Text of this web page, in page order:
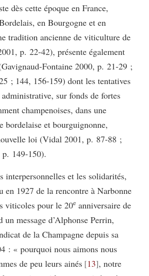
dès cette époque en France,
en Bourgogne et en
tradition ancienne de viticulture de
p. 22-42), présente également
Fontaine 2000, p. 21-29 ;
; 144, 156-159) dont les tentatives
sur fonds de fortes
champenoises, dans une
bordelaise et bourguignonne,
loi (Vidal 2001, p. 87-88 ;
149-150).
interpersonnelles et les solidarités,
en 1927 de la rencontre à Narbonne
viticoles pour le 20e anniversaire de
message d’Alphonse Perrin,
de la Champagne depuis sa
: « pourquoi nous aimons nous
de peu leurs ainés 13 , notre